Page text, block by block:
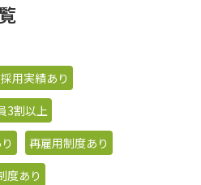
用実績あり
3割以上
再雇用制度あり
度あり